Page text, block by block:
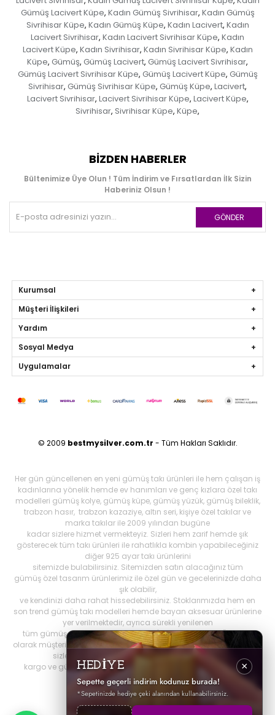
Gümüş Lacivert Küpe, Kadın Gümüş Sivrihisar, Kadın Gümüş
Sivrihisar Küpe, Kadın Gümüş Küpe, Kadın Lacivert, Kadın
Lacivert Sivrihisar, Kadın Lacivert Sivrihisar Küpe, Kadın
Lacivert Küpe, Kadın Sivrihisar, Kadın Sivrihisar Küpe, Kadın
Küpe, Gümüş, Gümüş Lacivert, Gümüş Lacivert Sivrihisar,
Gümüş Lacivert Sivrihisar Küpe, Gümüş Lacivert Küpe, Gümüş
Sivrihisar, Gümüş Sivrihisar Küpe, Gümüş Küpe, Lacivert,
Lacivert Sivrihisar, Lacivert Sivrihisar Küpe, Lacivert Küpe,
Sivrihisar, Sivrihisar Küpe, Küpe,
BIZDEN HABERLER
Bültenimize Üye Olun ! Tüm İndirim ve Fırsatlardan İlk Sizin
Haberiniz Olsun !
GÖNDER
Kurumsal
Müşteri İlişkileri
Yardım
Sosyal Medya
Uygulamalar
© 2009 bestmysilver.com.tr - Tüm Hakları Saklıdır.
Her gün güncellenen en yeni gümüş takı ürünleri ile hem çalışan iş
kadınlarına yönelik hemde ev hanımları ve genç kızlara özel takı
modelleri gümüş kolye, gümüş küpe, gümüş yüzük, gümüş bileklik,
trabzon hasır, trabzon kazaziye, altın seri, kişiye özel takılar ve
marka takılar ile 2009 yılından bugüne
kadar sizlere hizmet vermekteyiz. Sizleri hem zarif hemde şık
gösterecek tüm takı ürünleri ile rahatlıkla kombin yapabileceğiniz
diğer 925 ayar takı ürünlerini
sitemizde bulabilirsiniz. Sitemizden satın alacağınız tüm
gümüş özel tasarım ürünlerimiz ile özel gün ve gecelerinizde daha
şık olabilir,
ve kendinizi daha rahat hissedebilirsiniz. Stoklarımızda hem en
son trend gümüş takı modelleri hemde bayan aksesuar ürünlerine
yer verilmektedir, ayrıca sürekli yenilenen
tüm gümüş ürünlerini Best My Silrver'da bulabilirsiniz. Öncelikli
olarak müşteri memnuniyetini ön planda tutanbestmysilver.com.tr
sizlere daha iyi hizmet sunabilmek adına hızlı
kargo ve güvenilir alışverişi birinci öncelik olarak görmektedir.
HEDİYE
Sepette geçerli indirim kodunuz burada!
*Sepetinizde hediye çeki alanından kullanabilirsiniz.
×